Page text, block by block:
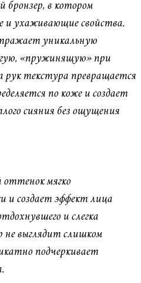
бронзер, в котором
и ухаживающие свойства.
уникальную
«пружинящую» при
текстура превращается
по коже и создает
сияния без ощущения
мягко
и создает эффект лица
и слегка
не выглядит слишком
подчеркивает